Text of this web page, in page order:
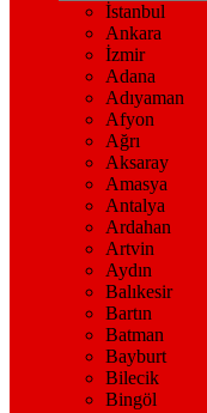
İstanbul
Ankara
İzmir
Adana
Adıyaman
Afyon
Ağrı
Aksaray
Amasya
Antalya
Ardahan
Artvin
Aydın
Balıkesir
Bartın
Batman
Bayburt
Bilecik
Bingöl